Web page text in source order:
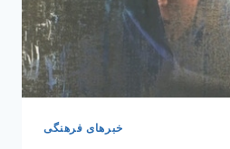
خبرهای فرهنگی